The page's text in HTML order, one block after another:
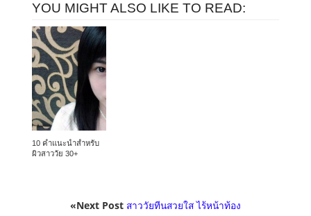
YOU MIGHT ALSO LIKE TO READ:
10 คำแนะนำสำหรับ
ผิวสาววัย 30+
«Next Post สาววัยทีนสวยใส ไร้หน้าท้อง